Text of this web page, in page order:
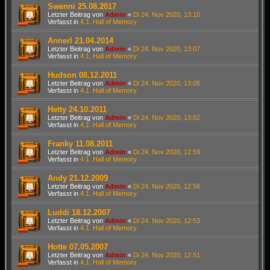
Swenni 25.08.2017
Letzter Beitrag von Admin « Di 24. Nov 2020, 13:10
Verfasst in 4.1. Hall of Memory
Annerl 21.04.2014
Letzter Beitrag von Admin « Di 24. Nov 2020, 13:07
Verfasst in 4.1. Hall of Memory
Hudson 08.12.2011
Letzter Beitrag von Admin « Di 24. Nov 2020, 13:05
Verfasst in 4.1. Hall of Memory
Hetty 24.10.2011
Letzter Beitrag von Admin « Di 24. Nov 2020, 13:02
Verfasst in 4.1. Hall of Memory
Franky 11.08.2011
Letzter Beitrag von Admin « Di 24. Nov 2020, 12:59
Verfasst in 4.1. Hall of Memory
Andy 21.12.2009
Letzter Beitrag von Admin « Di 24. Nov 2020, 12:56
Verfasst in 4.1. Hall of Memory
Luddi 18.12.2007
Letzter Beitrag von Admin « Di 24. Nov 2020, 12:53
Verfasst in 4.1. Hall of Memory
Hotte 07.05.2007
Letzter Beitrag von Admin « Di 24. Nov 2020, 12:51
Verfasst in 4.1. Hall of Memory